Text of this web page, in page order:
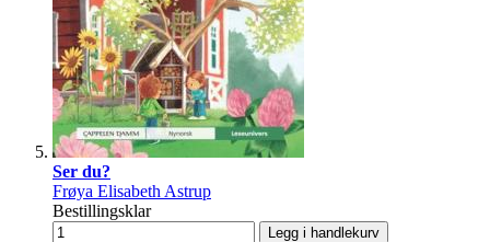
Ser du?
Frøya Elisabeth Astrup
Bestillingsklar
Legg i handlekurv